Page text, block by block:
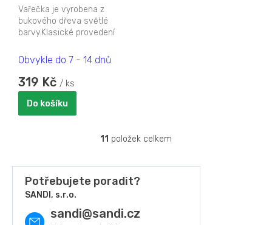
Vařečka je vyrobena z
bukového dřeva světlé
barvy.Klasické provedení
Nabízíme různé délky.
Obvykle do 7 - 14 dnů
319 Kč / ks
Do košíku
O
l
á
c
11 položek celkem
Potřebujete poradit?
SANDI, s.r.o.
sandi@sandi.cz